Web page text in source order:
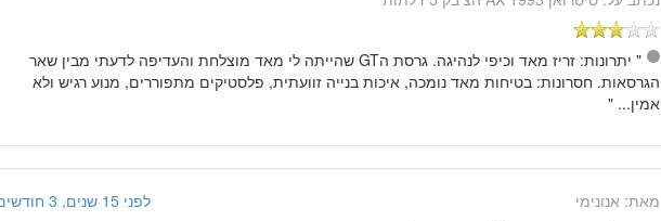
" יתרונות: זריז מאד וכיפי לנהיגה. גרסת הGT שהייתה לי מאד מוצלחת והעדיפה לדעתי מבין שאר
הגרסאות. חסרונות: בטיחות מאד נומכה, איכות בנייה זוועתית, פלסטיקים מתפוררים, מנוע רגיש ולא
אמין... "
מאת:אנונימי
לפני 15 שנים, 3 חודשים